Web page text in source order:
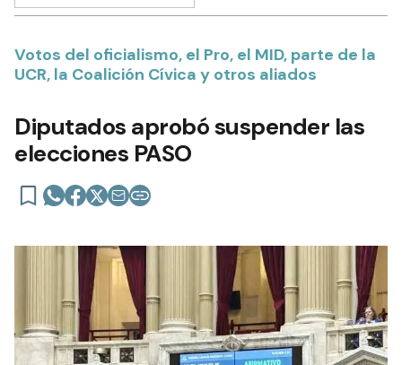
Votos del oficialismo, el Pro, el MID, parte de la
UCR, la Coalición Cívica y otros aliados
Diputados aprobó suspender las
elecciones PASO